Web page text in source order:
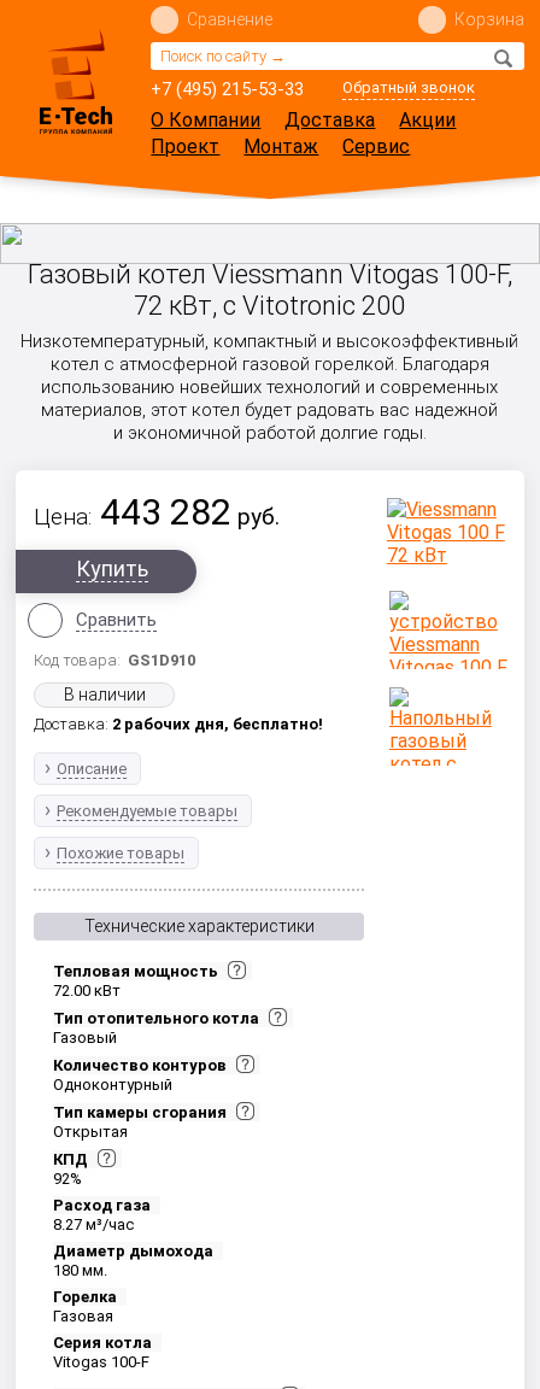
+7 (495) 215-53-33 Обратный звонок
Сравнение Корзина
О Компании Доставка
Акции
Проект
Монтаж Сервис
Газовый котел Viessmann Vitogas 100-F,
72 кВт, с Vitotronic 200
Низкотемпературный, компактный и высокоэффективный
котел с атмосферной газовой горелкой. Благодаря
использованию новейших технологий и современных
материалов, этот котел будет радовать вас надежной
и экономичной работой долгие годы.
Цена: 443 282 руб.
Купить
Сравнить
Код товара: GS1D910
В наличии
Доставка: 2 рабочих дня, бесплатно!
Описание
Рекомендуемые товары
Похожие товары
Технические характеристики
Тепловая мощность
72.00 кВт
Тип отопительного котла
Газовый
Количество контуров
Одноконтурный
Тип камеры сгорания
Открытая
КПД
92%
Расход газа
8.27 м³/час
Диаметр дымохода
180 мм.
Горелка
Газовая
Серия котла
Vitogas 100-F